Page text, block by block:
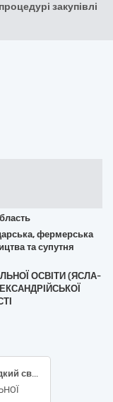
закупівлі
фермерська
та супутня
ОСВІТИ (ЯСЛА-
Овочі, фрукти та горіхи (перець солодкий свіжий подовженої форми, огірки свіжі польові короткоплідні, помідори тепличні свіжі округлі, часник свіжий вищого товарного сорту)